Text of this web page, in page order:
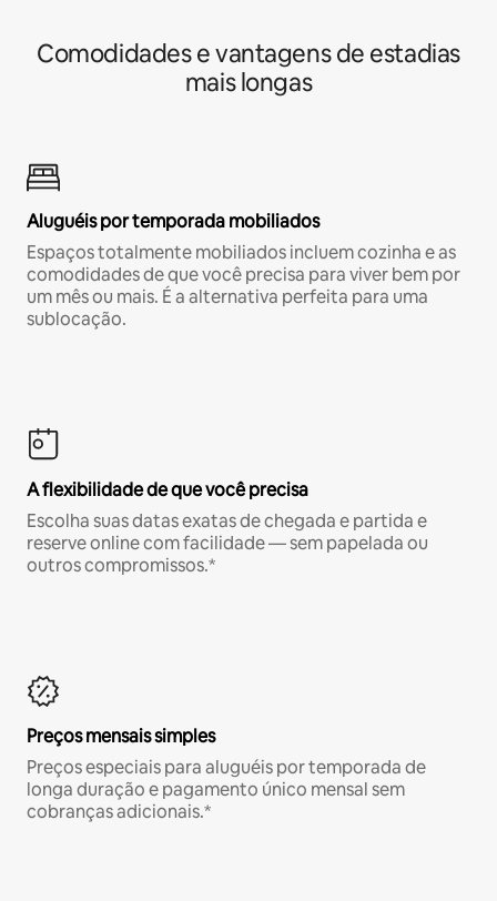
Comodidades e vantagens de estadias
mais longas
Aluguéis por temporada mobiliados
Espaços totalmente mobiliados incluem cozinha e as
comodidades de que você precisa para viver bem por
um mês ou mais. É a alternativa perfeita para uma
sublocação.
A flexibilidade de que você precisa
Escolha suas datas exatas de chegada e partida e
reserve online com facilidade — sem papelada ou
outros compromissos.*
Preços mensais simples
Preços especiais para aluguéis por temporada de
longa duração e pagamento único mensal sem
cobranças adicionais.*